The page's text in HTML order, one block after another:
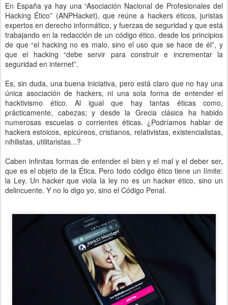
En España ya hay una “Asociación Nacional de Profesionales del
Hacking Ético” (ANPHacket), que reúne a hackers éticos, juristas
expertos en derecho informático, y fuerzas de seguridad y que está
trabajando en la redacción de un código ético, desde los principios
de que “el hacking no es malo, sino el uso que se hace de él”, y
que el hacking “debe servir para construir e incrementar la
seguridad en internet”.
Es, sin duda, una buena iniciativa, pero está claro que no hay una
única asociación de hackers, ni una sola forma de entender el
hacktivismo ético. Al igual que hay tantas éticas como,
prácticamente, cabezas; y desde la Grecia clásica ha habido
numerosas escuelas o corrientes éticas. ¿Podríamos hablar de
hackers estoicos, epicúreos, cristianos, relativistas, existencialistas,
nihilistas, utilitaristas...?
Caben infinitas formas de entender el bien y el mal y el deber ser,
que es el objeto de la Ética. Pero todo código ético tiene un límite:
la Ley. Un hacker que viola la ley no es un hacker ético, sino un
delincuente. Y no lo digo yo, sino el Código Penal.